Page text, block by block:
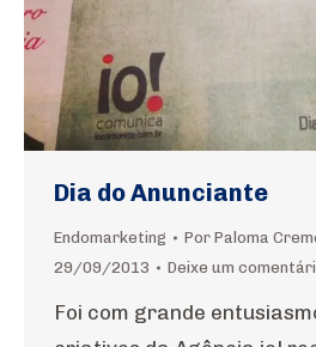
Dia do Anunciante
Endomarketing Por Paloma
29/09/2013
Deixe um
Foi com grande